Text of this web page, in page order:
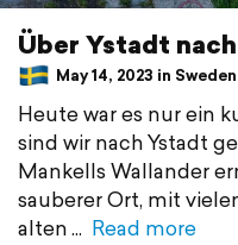
Über Ystadt
May 14, 2023 in
Heute war es nur ein
sind wir nach Ystadt
Mankells Wallander
sauberer Ort, mit
alten
Read more